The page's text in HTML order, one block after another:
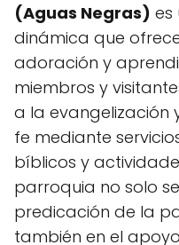
(Aguas Negras) es
dinámica que
adoración y
miembros y
a la evangelización
fe mediante
bíblicos y
parroquia no solo
predicación de la
también en el